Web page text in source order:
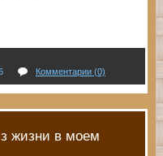
Комментарии (0)
жизни в моем